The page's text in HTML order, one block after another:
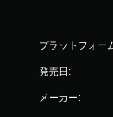
プラットフォー
発売日:
メーカー: